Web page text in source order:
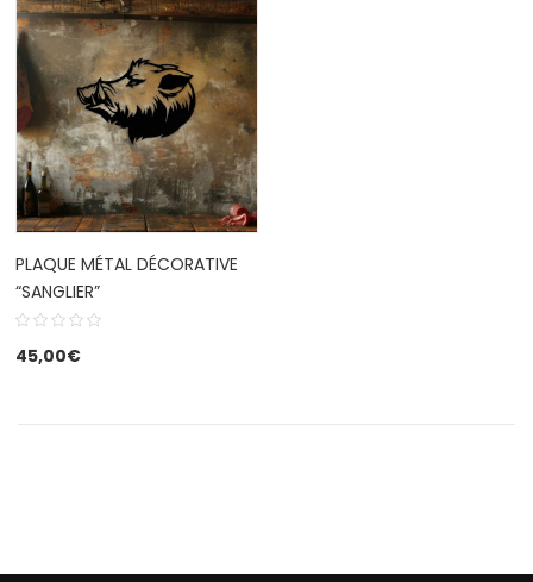
PLAQUE MÉTAL DÉCORATIVE
“SANGLIER”
45,00€